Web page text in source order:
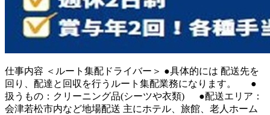
仕事内容 ＜ルート集配ドライバー＞ ●具体的には 配送先を
回り、配達と回収を行うルート集配業務になります。 ●
扱うもの：クリーニング品(シーツや衣類) ●配送エリア：
会津若松市内など地場配送 主にホテル、旅館、老人ホーム